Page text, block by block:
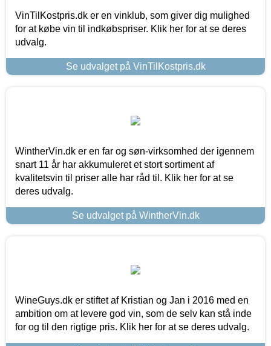
VinTilKostpris.dk er en vinklub, som giver dig mulighed
for at købe vin til indkøbspriser. Klik her for at se deres
udvalg.
Se udvalget på VinTilKostpris.dk
WintherVin.dk er en far og søn-virksomhed der igennem
snart 11 år har akkumuleret et stort sortiment af
kvalitetsvin til priser alle har råd til. Klik her for at se
deres udvalg.
Se udvalget på WintherVin.dk
WineGuys.dk er stiftet af Kristian og Jan i 2016 med en
ambition om at levere god vin, som de selv kan stå inde
for og til den rigtige pris. Klik her for at se deres udvalg.